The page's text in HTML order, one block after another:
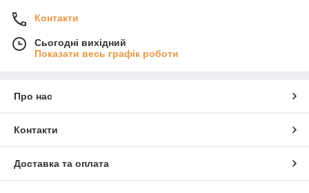
Контакти
Сьогодні вихідний
Показати весь графік роботи
Про нас
Контакти
Доставка та оплата